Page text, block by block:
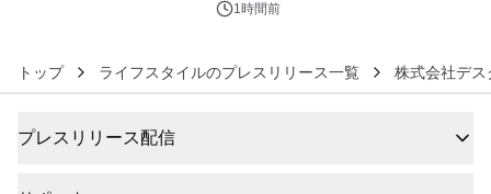
ぐっと豊かに
1時間前
トップ ライフスタイルのプレスリリース一覧 株式会社デス
プレスリリース配信